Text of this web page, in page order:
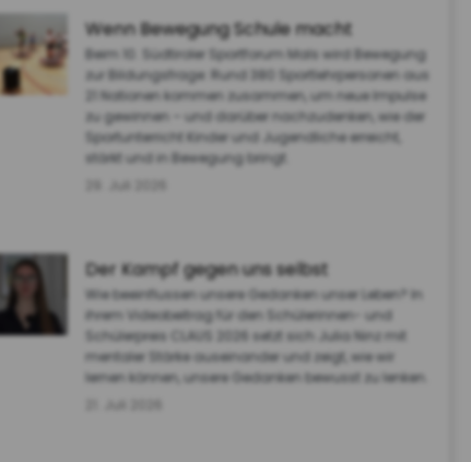
Wenn Bewegung Schule macht
Beim 10. Südtiroler Sportforum Mals wird Bewegung
zur Bildungsfrage: Rund 380 Sportlehrpersonen aus
21 Nationen kommen zusammen, um neue Impulse
zu gewinnen – und darüber nachzudenken, wie der
Sportunterricht Kinder und Jugendliche erreicht,
stärkt und in Bewegung bringt.
Der Kampf gegen uns selbst
Wie beeinflussen unsere Gedanken unser Leben? In
ihrem Videobeitrag für den Schülerinnen- und
Schülerpreis CLAUS 2026 setzt sich Julia Ninz mit
mentaler Stärke auseinander und zeigt, wie wir
lernen können, unsere Gedanken bewusst zu lenken.